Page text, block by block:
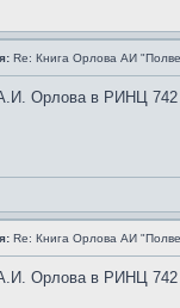
Re: Книга Орлова АИ
Орлова в РИНЦ 742
Re: Книга Орлова АИ
Орлова в РИНЦ 742